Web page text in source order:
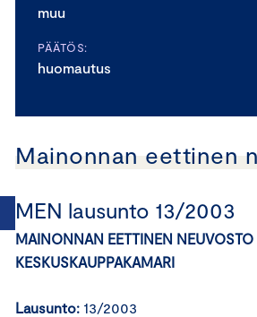
muu
PÄÄTÖS:
huomautus
Mainonnan eettinen
MEN lausunto 13/2003
MAINONNAN EETTINEN NEUVOSTO
KESKUSKAUPPAKAMARI
Lausunto: 13/2003